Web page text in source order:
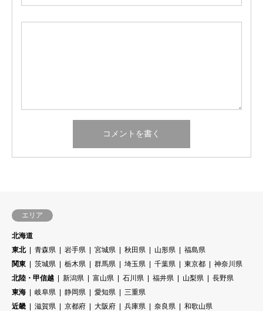
エリア
北海道
東北
青森県 岩手県 宮城県 秋田県 山形県
福島県
関東
茨城県 栃木県 群馬県 埼玉県 千葉県 東京都
神奈川県
北陸・甲信越
新潟県 富山県 石川県 福井県 山梨県
長野県
東海
岐阜県 静岡県 愛知県
三重県
近畿
滋賀県 京都府 大阪府 兵庫県 奈良県
和歌山県